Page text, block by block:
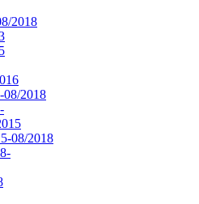
2018
08/2018
08/2018